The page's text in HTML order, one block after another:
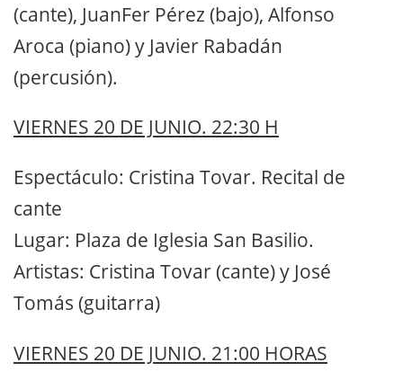
(cante), JuanFer Pérez (bajo), Alfonso
Aroca (piano) y Javier Rabadán
(percusión).
VIERNES 20 DE JUNIO. 22:30 H
Espectáculo: Cristina Tovar. Recital de
cante
Lugar: Plaza de Iglesia San Basilio.
Artistas: Cristina Tovar (cante) y José
Tomás (guitarra)
VIERNES 20 DE JUNIO. 21:00 HORAS